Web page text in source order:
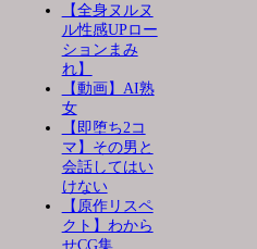
【全身ヌルヌ
ル性感UPロー
ションまみ
れ】
【動画】AI熟
女
【即堕ち2コ
マ】その男と
会話してはい
けない
【原作リスペ
クト】わから
せCG集